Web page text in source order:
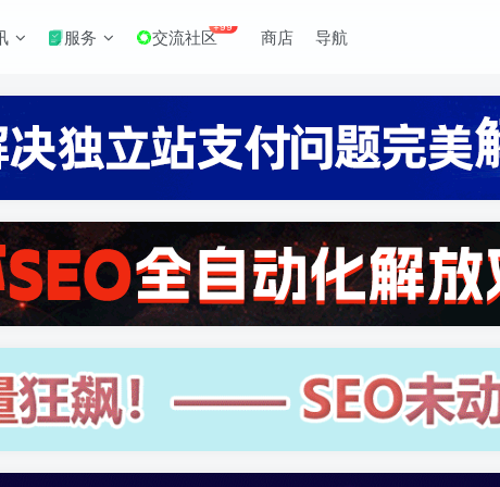
服务 交流社区+99 商店 导航